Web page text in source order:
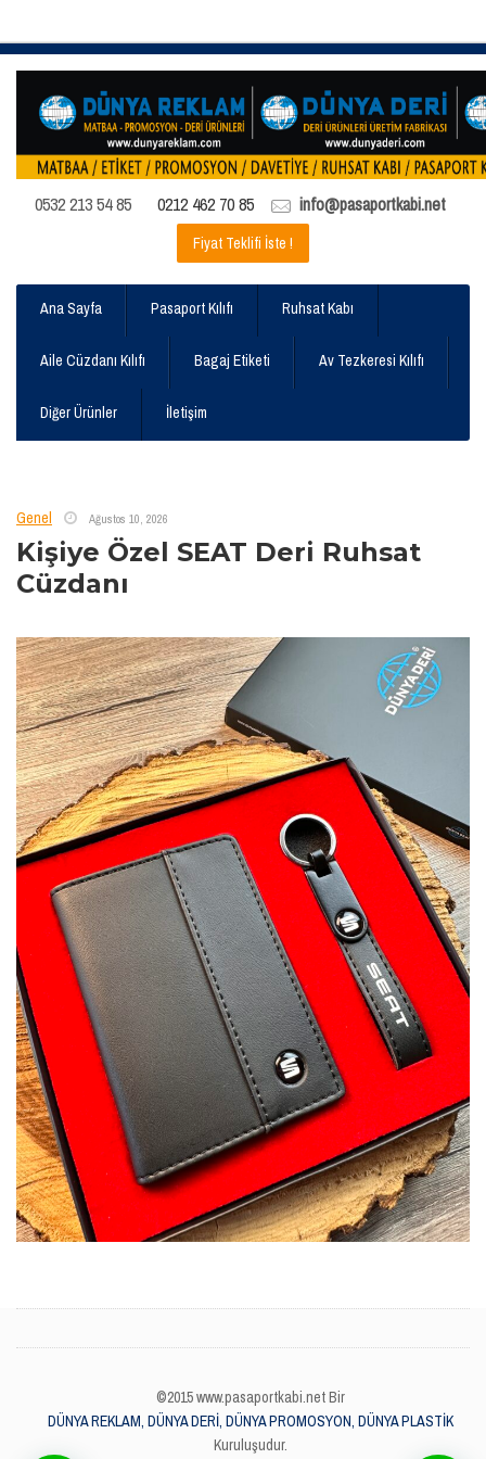
0532 213 54 85 0212 462 70 85 info@pasaportkabi.net
Fiyat Teklifi İste !
Ana Sayfa Pasaport Kılıfı Ruhsat Kabı
Aile Cüzdanı Kılıfı Bagaj Etiketi Av Tezkeresi Kılıfı
Diğer Ürünler İletişim
Genel Ağustos 10, 2026
Kişiye Özel SEAT Deri Ruhsat
Cüzdanı
©2015 www.pasaportkabi.net Bir
DÜNYA REKLAM, DÜNYA DERİ, DÜNYA PROMOSYON, DÜNYA PLASTİK
Kuruluşudur.